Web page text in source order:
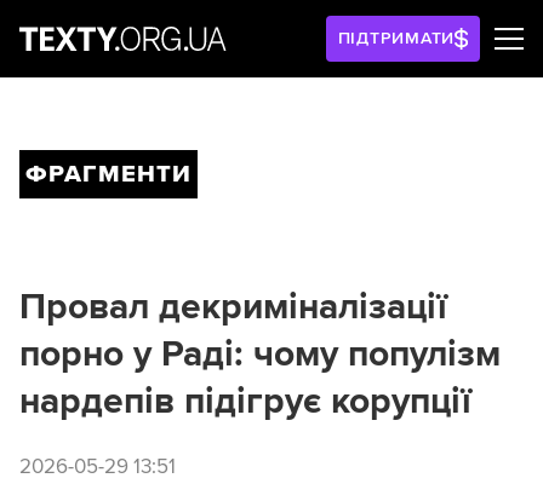
ПІДТРИМАТИ
ФРАГМЕНТИ
Провал декриміналізації
порно у Раді: чому популізм
нардепів підігрує корупції
2026-05-29 13:51